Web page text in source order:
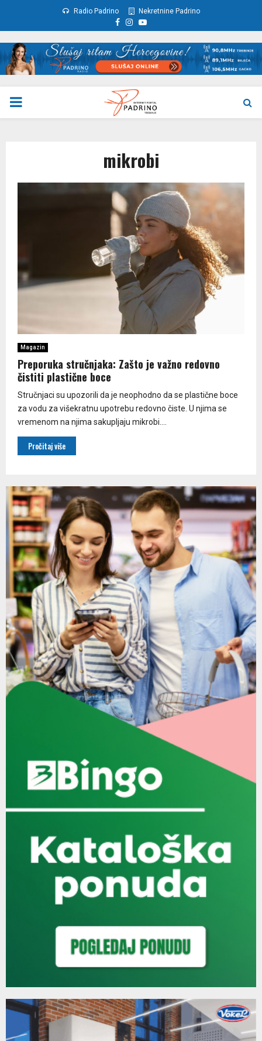
Radio Padrino Nekretnine Padrino
Facebook
Instagram
Youtube
PRIMARY
mikrobi
Magazin
Preporuka stručnjaka: Zašto je važno redovno
čistiti plastične boce
Stručnjaci su upozorili da je neophodno da se plastične boce
za vodu za višekratnu upotrebu redovno čiste. U njima se
vremenom na njima sakupljaju mikrobi....
Pročitaj više